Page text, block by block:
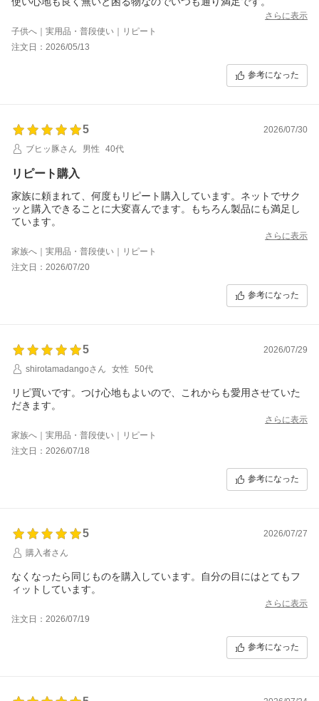
さらに表示
子供へ｜実用品・普段使い｜リピート
注文日：2026/05/13
参考になった
5
2026/07/30
ブヒッ豚さん
男性 40代
リピート購入
家族に頼まれて、何度もリピート購入しています。ネットでサク
ッと購入できることに大変喜んでます。もちろん製品にも満足し
ています。
さらに表示
家族へ｜実用品・普段使い｜リピート
注文日：2026/07/20
参考になった
5
2026/07/29
shirotamadangoさん
女性 50代
リピ買いです。つけ心地もよいので、これからも愛用させていた
だきます。
さらに表示
家族へ｜実用品・普段使い｜リピート
注文日：2026/07/18
参考になった
5
2026/07/27
購入者さん
なくなったら同じものを購入しています。自分の目にはとてもフ
ィットしています。
さらに表示
注文日：2026/07/19
参考になった